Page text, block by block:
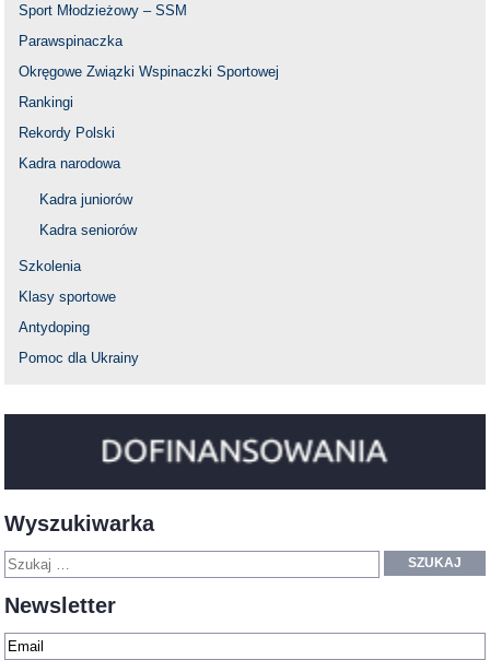
Sport Młodzieżowy – SSM
Parawspinaczka
Okręgowe Związki Wspinaczki Sportowej
Rankingi
Rekordy Polski
Kadra narodowa
Kadra juniorów
Kadra seniorów
Szkolenia
Klasy sportowe
Antydoping
Pomoc dla Ukrainy
Wyszukiwarka
SZUKAJ
Newsletter